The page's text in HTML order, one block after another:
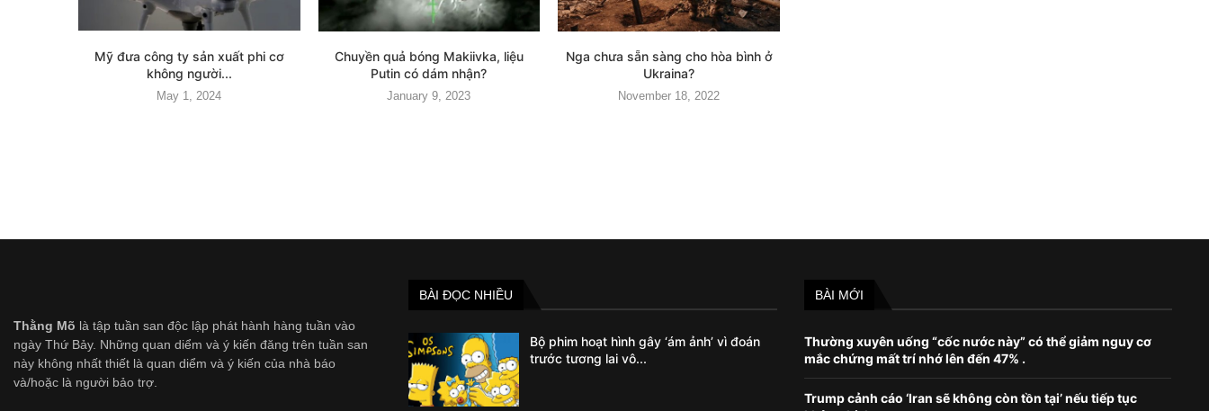
Mỹ đưa công ty sản xuất phi cơ
không người...
May 1, 2024
Chuyền quả bóng Makiivka, liệu
Putin có dám nhận?
January 9, 2023
Nga chưa sẵn sàng cho hòa bình ở
Ukraina?
November 18, 2022
Thằng Mõ là tập tuần san độc lập phát hành hàng tuần vào
ngày Thứ Bảy. Những quan diểm và ý kiến đăng trên tuần san
này không nhất thiết là quan diểm và ý kiến của nhà báo
và/hoặc là người bảo trợ.
BÀI ĐỌC NHIỀU
Bộ phim hoạt hình gây ‘ám ảnh’ vì đoán
trước tương lai vô...
BÀI MỚI
Thường xuyên uống “cốc nước này” có thể giảm nguy cơ
mắc chứng mất trí nhớ lên đến 47% .
Trump cảnh cáo ‘Iran sẽ không còn tồn tại’ nếu tiếp tục